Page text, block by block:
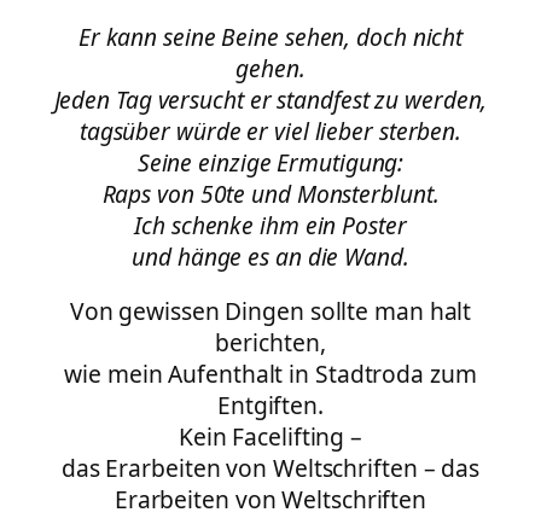
Er kann seine Beine sehen, doch nicht
gehen.
Jeden Tag versucht er standfest zu werden,
tagsüber würde er viel lieber sterben.
Seine einzige Ermutigung:
Raps von 50te und Monsterblunt.
Ich schenke ihm ein Poster
und hänge es an die Wand.
Von gewissen Dingen sollte man halt
berichten,
wie mein Aufenthalt in Stadtroda zum
Entgiften.
Kein Facelifting –
das Erarbeiten von Weltschriften – das
Erarbeiten von Weltschriften